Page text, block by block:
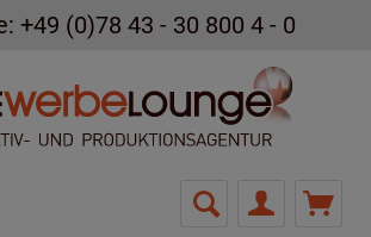
+49 (0)78 43 - 30 800 4 - 0